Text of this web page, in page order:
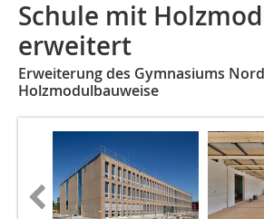
Schule mit
erweitert
Erweiterung des Gymnasiums
Holzmodulbauweise